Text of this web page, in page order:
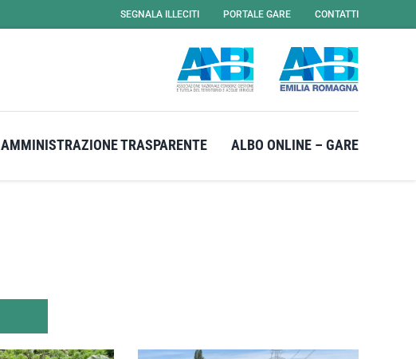
SEGNALA ILLECITI PORTALE GARE CONTATTI
AMMINISTRAZIONE TRASPARENTE ALBO ONLINE – GARE